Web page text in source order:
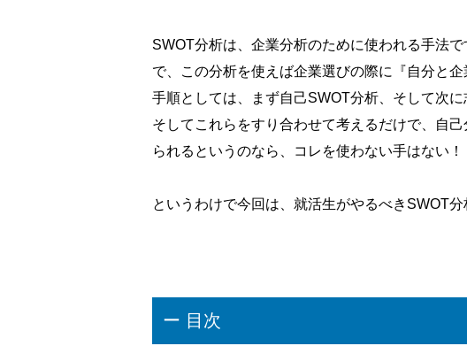
SWOT分析は、企業分析のために使われる手法
で、この分析を使えば企業選びの際に『自分と
手順としては、まず自己SWOT分析、そして次に
そしてこれらをすり合わせて考えるだけで、自
られるというのなら、コレを使わない手はない！
というわけで今回は、就活生がやるべきSWOT
ー 目次